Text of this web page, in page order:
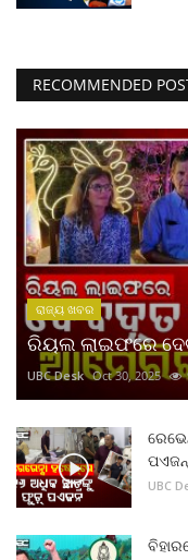
RECOMMENDED
ରାଜ୍ୟ ଖବର
ରିୟଲ ଲାଇଫରେ
UBC Desk Oct 30, 2025
UBC